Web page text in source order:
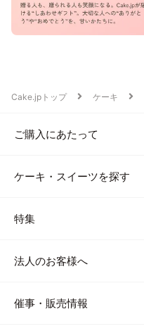
Cake.jpトップ ケーキ
ご購入にあたって
ケーキ・スイーツを探す
特集
法人のお客様へ
催事・販売情報